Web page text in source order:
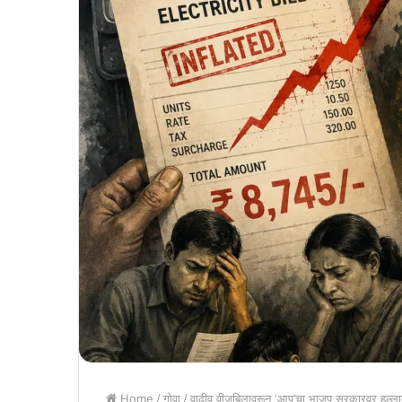
Home / गोवा / वाढीव वीजबिलावरून ‘आप’चा भाजप सरकारवर